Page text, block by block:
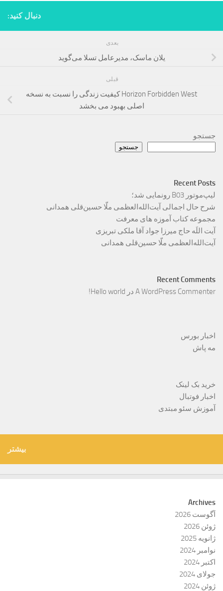
دنبال کنید:
بعدی
یلان ماسک، مدیرعامل تسلا می‌گوید
قبلی
Horizon Forbidden West کیفیت زندگی را نسبت به نسخه
اصلی بهبود می بخشد
جستجو
جستجو
Recent Posts
لیپ‌موتور B03 رونمایی شد؛
شرح حال اجمالی آیت‌الله‌العظمی ملّا حسین‌قلی همدانی
مجموعه کتاب آموزه های معرفت
آیت اللَه حاج میرزا جواد آقا ملکی تبریزی
آیت‌الله‌العظمی ملّا حسین‌قلی همدانی
Recent Comments
A WordPress Commenter در Hello world!
اخبار بورس
مه پاش
خرید بک لینک
اخبار فوتبال
آموزش سئو مبتدی
بیشتر
Archives
آگوست 2026
ژوئن 2026
ژانویه 2025
نوامبر 2024
اکتبر 2024
جولای 2024
ژوئن 2024